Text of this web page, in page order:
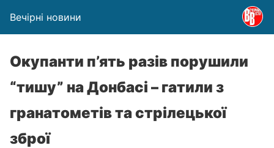
Вечірні новини
Окупанти п’ять разів порушили
“тишу” на Донбасі – гатили з
гранатометів та стрілецької
зброї